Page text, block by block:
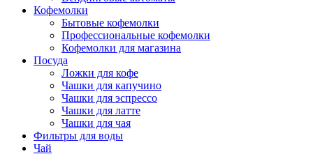
Кофемолки
Бытовые кофемолки
Профессиональные кофемолки
Кофемолки для магазина
Посуда
Ложки для кофе
Чашки для капучино
Чашки для эспрессо
Чашки для латте
Чашки для чая
Фильтры для воды
Чай